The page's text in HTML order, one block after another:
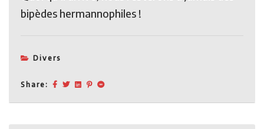
bipèdes hermannophiles !
Divers
Share: